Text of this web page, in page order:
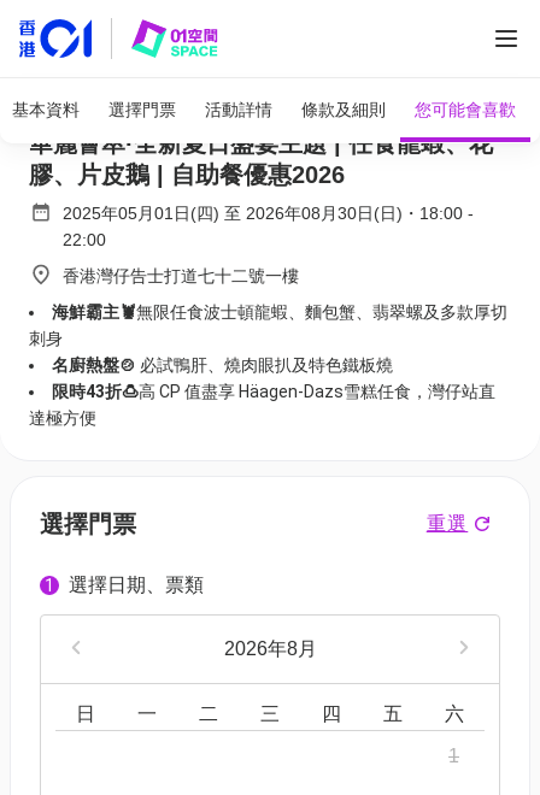
基本資料 選擇門票 活動詳情 條款及細則 您可能會喜歡
灣仔六國酒店自助晚餐 快閃 44折 | Le Menu
華麗薈萃·全新夏日盛宴主題 | 任食龍蝦、花
膠、片皮鵝 | 自助餐優惠2026
2025年05月01日(四) 至 2026年08月30日(日) ・ 18:00 -
22:00
香港灣仔告士打道七十二號一樓
海鮮霸主🦞無限任食波士頓龍蝦、麵包蟹、翡翠螺及多款厚切
刺身
名廚熱盤🍲 必試鴨肝、燒肉眼扒及特色鐵板燒
限時43折🍮高 CP 值盡享 Häagen-Dazs雪糕任食，灣仔站直
達極方便
選擇門票 重選
1 選擇日期、票類
2026年8月
日 一 二 三 四 五 六
1